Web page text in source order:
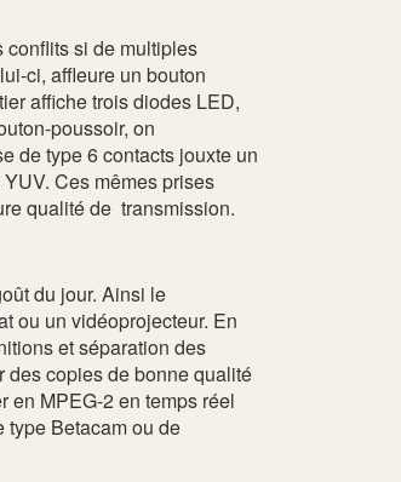
conflits si de multiples
ci, affleure un bouton
affiche trois diodes LED,
poussoir, on
de type 6 contacts jouxte un
Ces mêmes prises
qualité de transmission.
du jour. Ainsi le
ou un vidéoprojecteur. En
et séparation des
des copies de bonne qualité
en MPEG-2 en temps réel
type Betacam ou de